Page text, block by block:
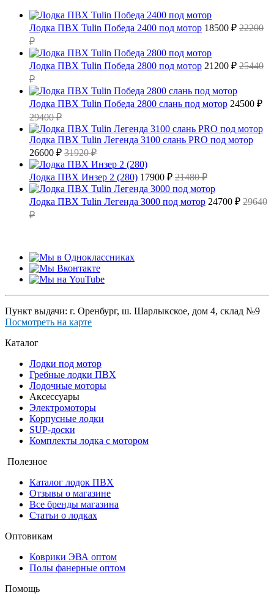
Лодка ПВХ Tulin Победа 2400 под мотор 18500 ₽ 22200
₽
Лодка ПВХ Tulin Победа 2800 под мотор 21200 ₽ 25440
₽
Лодка ПВХ Tulin Победа 2800 слань под мотор 24500 ₽
29400 ₽
Лодка ПВХ Tulin Легенда 3100 слань PRO под мотор
26600 ₽ 31920 ₽
Лодка ПВХ Инзер 2 (280) 17900 ₽ 21480 ₽
Лодка ПВХ Tulin Легенда 3000 под мотор 24700 ₽ 29640
₽
Пункт выдачи: г. Оренбург, ш. Шарлыкское, дом 4, склад №9
Посмотреть на карте
Каталог
Лодки под мотор
Гребные лодки ПВХ
Лодочные моторы
Аксессуары
Электромоторы
Корпусные лодки
SUP-доски
Комплекты лодка с мотором
Полезное
Каталог лодок ПВХ
Отзывы о магазине
Все бренды магазина
Статьи о лодках
Оптовикам
Коврики ЭВА оптом
Полы фанерные оптом
Помощь